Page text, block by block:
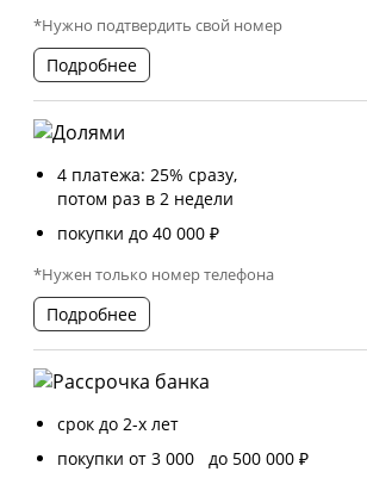
*Нужно подтвердить свой номер
Подробнее
4 платежа: 25% сразу,
потом раз в 2 недели
покупки до 40 000 ₽
*Нужен только номер телефона
Подробнее
срок до 2-х лет
покупки от 3 000 до 500 000 ₽